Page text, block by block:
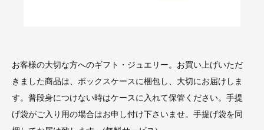
お客様の大切な方へのギフト・ジュエリー。お買い上げいただ
きました商品は、ボックスケースに梱包し、大切にお届けしま
す。普段身につけない時はケースに入れて保管ください。手提
げ袋がご入り用の場合はお申し付け下さいませ。手提げ袋を同